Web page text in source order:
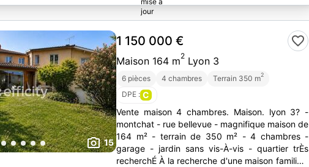
15
1 150 000 €
Maison 164 m2 Lyon 3
6 pièces 4 chambres Terrain 350 m2
DPE : C
Vente maison 4 chambres. Maison. lyon 3? -
montchat - rue bellevue - magnifique maison de
164 m² - terrain de 350 m² - 4 chambres -
garage - jardin sans vis-À-vis - quartier trÈs
recherchÉ À la recherche d'une maison familiale